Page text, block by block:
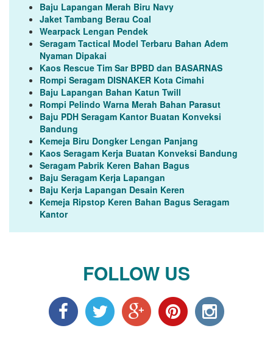
Baju Lapangan Merah Biru Navy
Jaket Tambang Berau Coal
Wearpack Lengan Pendek
Seragam Tactical Model Terbaru Bahan Adem
Nyaman Dipakai
Kaos Rescue Tim Sar BPBD dan BASARNAS
Rompi Seragam DISNAKER Kota Cimahi
Baju Lapangan Bahan Katun Twill
Rompi Pelindo Warna Merah Bahan Parasut
Baju PDH Seragam Kantor Buatan Konveksi
Bandung
Kemeja Biru Dongker Lengan Panjang
Kaos Seragam Kerja Buatan Konveksi Bandung
Seragam Pabrik Keren Bahan Bagus
Baju Seragam Kerja Lapangan
Baju Kerja Lapangan Desain Keren
Kemeja Ripstop Keren Bahan Bagus Seragam
Kantor
FOLLOW US